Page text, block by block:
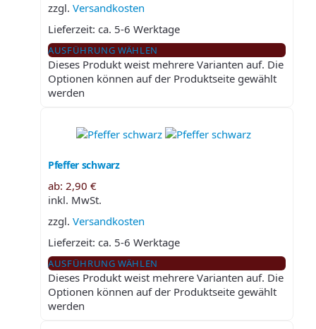
zzgl. Versandkosten
Lieferzeit: ca. 5-6 Werktage
AUSFÜHRUNG WÄHLEN
Dieses Produkt weist mehrere Varianten auf. Die
Optionen können auf der Produktseite gewählt
werden
Pfeffer schwarz
ab: 2,90 €
inkl. MwSt.
zzgl. Versandkosten
Lieferzeit: ca. 5-6 Werktage
AUSFÜHRUNG WÄHLEN
Dieses Produkt weist mehrere Varianten auf. Die
Optionen können auf der Produktseite gewählt
werden